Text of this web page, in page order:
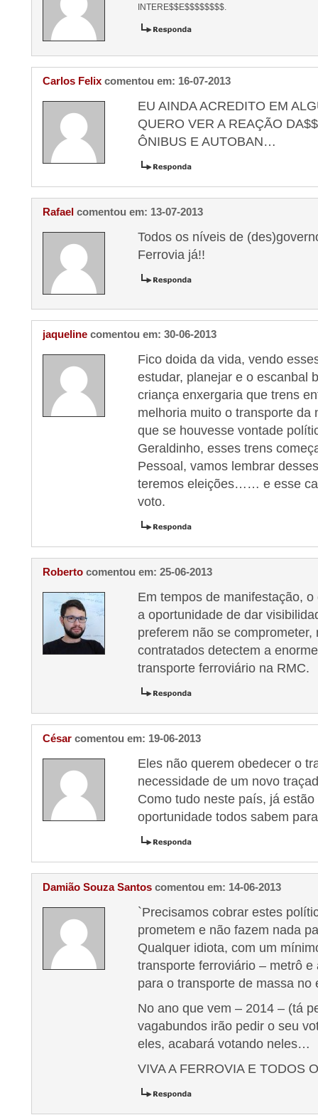
INTERE$$E$$$$$$$$.
Carlos Felix comentou em: 16-07-2013
EU AINDA ACREDITO EM
QUERO VER A REAÇÃO
ÔNIBUS E AUTOBAN…
Rafael comentou em: 13-07-2013
Todos os níveis de
Ferrovia já!!
jaqueline comentou em: 30-06-2013
Fico doida da vida, vendo
estudar, planejar e o escanbal
criança enxergaria que trens
melhoria muito o transporte da
que se houvesse vontade
Geraldinho, esses trens
Pessoal, vamos lembrar
teremos eleições…… e esse
voto.
Roberto comentou em: 25-06-2013
Em tempos de manifestação,
a oportunidade de dar
preferem não se
contratados detectem a
transporte ferroviário na RMC.
César comentou em: 19-06-2013
Eles não querem obedecer o
necessidade de um novo
Como tudo neste país, já
oportunidade todos sabem
Damião Souza Santos comentou em: 14-06-2013
`Precisamos cobrar estes
prometem e não fazem nada
Qualquer idiota, com um
transporte ferroviário – metrô
para o transporte de massa no
No ano que vem – 2014 – (tá
vagabundos irão pedir o seu
eles, acabará votando neles…
VIVA A FERROVIA E TODOS